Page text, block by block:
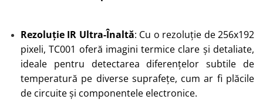
Rezoluție IR Ultra-Înaltă: Cu o rezoluție de 256x192
pixeli, TC001 oferă imagini termice clare și detaliate,
ideale pentru detectarea diferențelor subtile de
temperatură pe diverse suprafețe, cum ar fi plăcile
de circuite și componentele electronice.